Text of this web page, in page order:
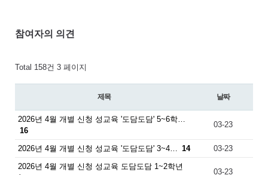
참여자의 의견
Total 158건 3 페이지
제목 날짜
2026년 4월 개별 신청 성교육 '도담도담' 5~6학…
16
03-23
2026년 4월 개별 신청 성교육 '도담도담' 3~4… 14
03-23
2026년 4월 개별 신청 성교육 도담도담 1~2학년
03-23